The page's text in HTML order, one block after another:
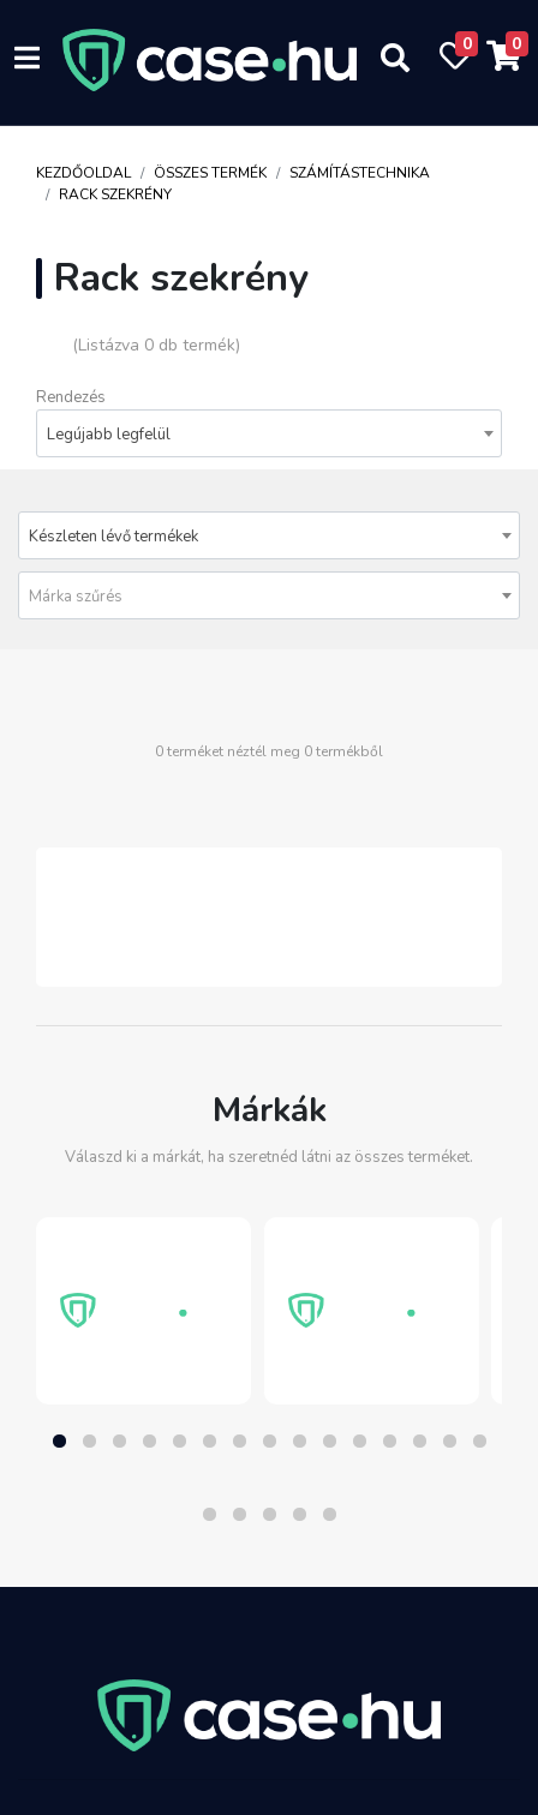
0 0
KEZDŐOLDAL ÖSSZES TERMÉK
SZÁMÍTÁSTECHNIKA
RACK SZEKRÉNY
Rack szekrény
(Listázva 0 db termék)
Rendezés
Legújabb legfelül
Készleten lévő termékek
Márka szűrés
0 terméket néztél meg 0 termékből
Márkák
Válaszd ki a márkát, ha szeretnéd látni az összes terméket.